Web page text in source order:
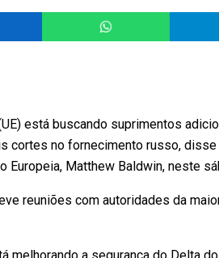
está buscando suprimentos
cortes no fornecimento russo,
Europeia, Matthew Baldwin, neste
reuniões com autoridades da